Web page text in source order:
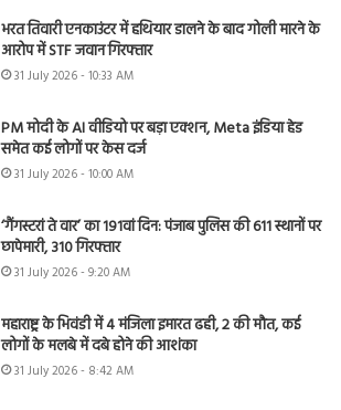
भरत तिवारी एनकाउंटर में हथियार डालने के बाद गोली मारने के
आरोप में STF जवान गिरफ्तार
31 July 2026 - 10:33 AM
PM मोदी के AI वीडियो पर बड़ा एक्शन, Meta इंडिया हेड
समेत कई लोगों पर केस दर्ज
31 July 2026 - 10:00 AM
‘गैंगस्टरां ते वार’ का 191वां दिन: पंजाब पुलिस की 611 स्थानों पर
छापेमारी, 310 गिरफ्तार
31 July 2026 - 9:20 AM
महाराष्ट्र के भिवंडी में 4 मंजिला इमारत ढही, 2 की मौत, कई
लोगों के मलबे में दबे होने की आशंका
31 July 2026 - 8:42 AM